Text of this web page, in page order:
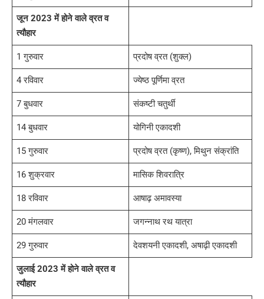
जून 2023 में होने वाले व्रत व
त्यौहार
1 गुरुवार प्रदोष व्रत (शुक्ल)
4 रविवार ज्येष्ठ पूर्णिमा व्रत
7 बुधवार संकष्टी चतुर्थी
14 बुधवार योगिनी एकादशी
15 गुरुवार प्रदोष व्रत (कृष्ण), मिथुन संक्रांति
16 शुक्रवार मासिक शिवरात्रि
18 रविवार आषाढ़ अमावस्या
20 मंगलवार जगन्नाथ रथ यात्रा
29 गुरुवार देवशयनी एकादशी, अषाढ़ी एकादशी
जुलाई 2023 में होने वाले व्रत व
त्यौहार